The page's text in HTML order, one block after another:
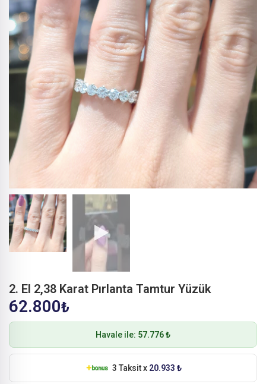
2. El 2,38 Karat Pırlanta Tamtur Yüzük
62.800₺
Havale ile: 57.776 ₺
3 Taksit x 20.933 ₺